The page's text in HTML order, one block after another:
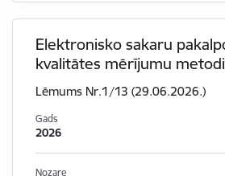
Elektronisko sakaru
kvalitātes mērījumu
Lēmums Nr.1/13 (29.06.2026.)
Gads
2026
Nozare